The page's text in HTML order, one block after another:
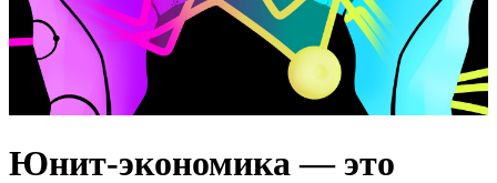
Юнит-экономика — это